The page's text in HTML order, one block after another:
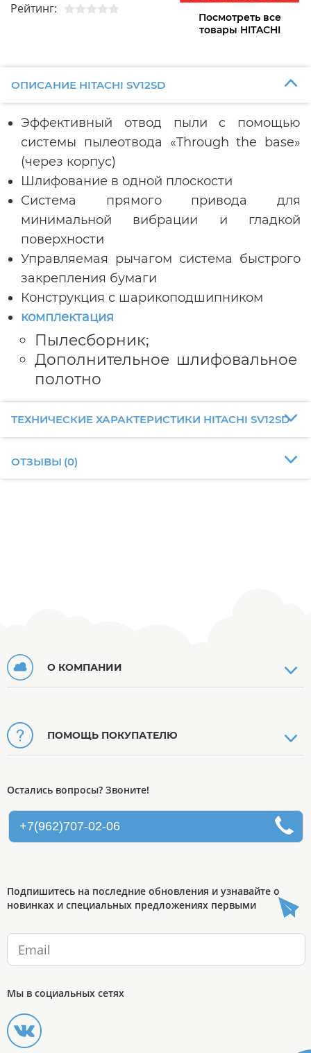
Рейтинг:
Посмотреть все
товары HITACHI
ОПИСАНИЕ HITACHI SV12SD
Эффективный отвод пыли с помощью
системы пылеотвода «Through the base»
(через корпус)
Шлифование в одной плоскости
Система прямого привода для
минимальной вибрации и гладкой
поверхности
Управляемая рычагом система быстрого
закрепления бумаги
Конструкция с шарикоподшипником
комплектация
Пылесборник;
Дополнительное шлифовальное
полотно
ТЕХНИЧЕСКИЕ ХАРАКТЕРИСТИКИ HITACHI SV12SD
ОТЗЫВЫ (0)
О КОМПАНИИ
ПОМОЩЬ ПОКУПАТЕЛЮ
Остались вопросы? Звоните!
+7(962)707-02-06
Подпишитесь на последние обновления и узнавайте о
новинках и специальных предложениях первыми
Мы в социальных сетях